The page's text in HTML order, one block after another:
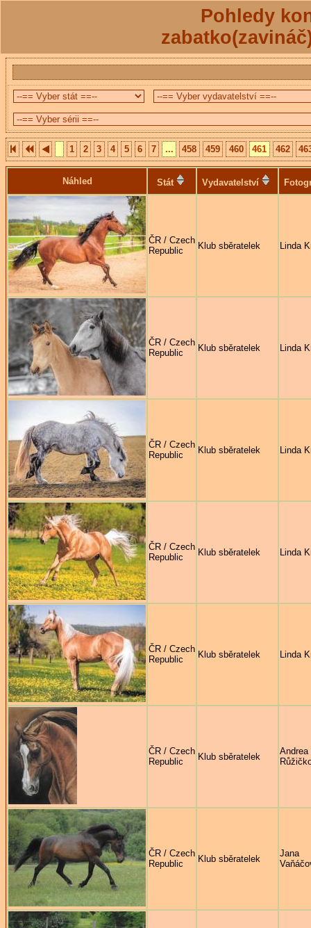
Pohledy
1 2 3 4 5 6 7 ... 458 459 460 461 462
Náhled Stát Vydavatelství
ČR / Czech
Republic
Klub sběratelek Linda
ČR / Czech
Republic
Klub sběratelek Linda
ČR / Czech
Republic
Klub sběratelek Linda
ČR / Czech
Republic
Klub sběratelek Linda
ČR / Czech
Republic
Klub sběratelek Linda
ČR / Czech
Republic
Klub sběratelek
Andrea
ČR / Czech
Republic
Klub sběratelek
Jana